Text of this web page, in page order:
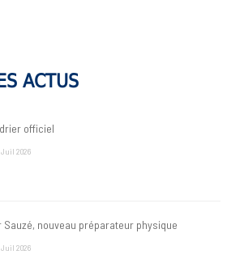
ACTUS
officiel
Juil 2026
Sauzé, nouveau préparateur physique
Juil 2026